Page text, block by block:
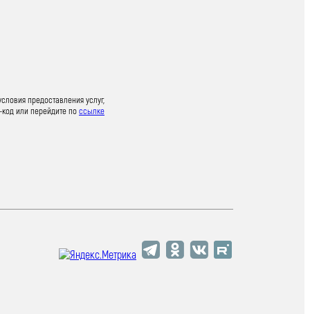
предоставления услуг,
код или перейдите поссылке